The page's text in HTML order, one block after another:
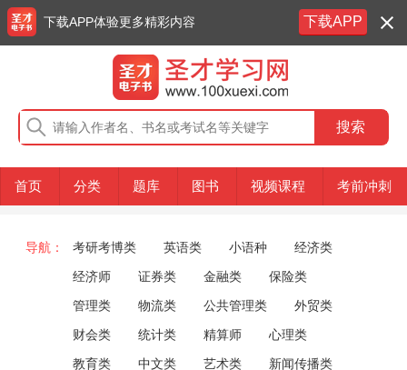
首页 分类 题库 图书 视频课程 考前冲刺
导航： 考研考博类 英语类 小语种
经济类
经济师
证券类 金融类
保险类
管理类
物流类 公共管理类
外贸类
财会类
统计类 精算师
心理类
教育类
中文类 艺术类
新闻传播类
下载APP
下载APP体验更多精彩内容